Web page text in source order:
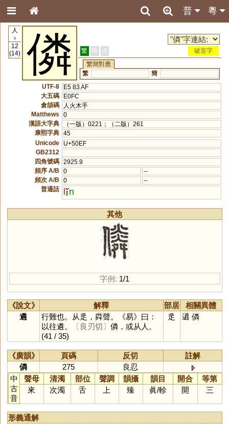
粵
普
人
9
12
(14)
僯 繁 簡 港
破音字
繁簡對應
繁
簡
UTF-8
E5 83 AF
大五碼
E0FC
倉頡碼
人火木手
Matthews
0
漢語大字典
（一版）0221；（二版）261
康熙字典 45
Unicode
U+50EF
GB2312
四角號碼 2925.9
頻序 A/B
0
--
頻次 A/B
0
--
普通話
l n
其他
字例: 1/1
《說文》 解釋 部居
相關異體
遴
行難也。从辵，粦聲。《易》曰：
以往遴。
〔良刃切〕 僯，或从人。
(41 / 35)
辵 䢯 僯
《廣韻》 頁碼 反切
註解
僯
275
良忍
中
古
音
聲母 清濁 部位 聲調 韻攝 韻目 開合
等第
來
次濁 舌 上 臻 眞/軫 開 三
形義通解